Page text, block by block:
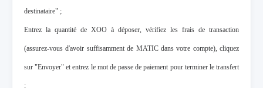
destinataire" ;
Entrez la quantité de XOO à déposer, vérifiez les frais de transaction
(assurez-vous d'avoir suffisamment de MATIC dans votre compte), cliquez
sur "Envoyer" et entrez le mot de passe de paiement pour terminer le transfert
;